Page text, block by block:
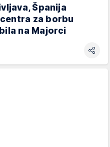
Španija
za borbu
na Majorci